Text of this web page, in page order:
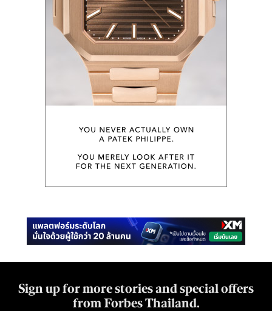
Sign up for more stories and special offers
from Forbes Thailand.